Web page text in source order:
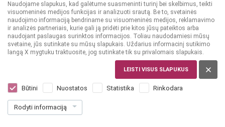
Naudojame slapukus, kad galėtume suasmeninti turinį bei skelbimus, teikti
visuomeninės medijos funkcijas ir analizuoti srautą. Be to, svetainės
naudojimo informaciją bendriname su visuomeninės medijos, reklamavimo
ir analizės partneriais, kurie gali ją pridėti prie kitos jūsų pateiktos arba
naudojant paslaugas surinktos informacijos. Toliau naudodamiesi mūsų
svetaine, jūs sutinkate su mūsų slapukais. Uždarius informacinį sutikimo
langą X mygtuku traktuosite, jog sutinkate tik su privalomais slapukais.
LEISTI VISUS SLAPUKUS
Būtini Nuostatos Statistika Rinkodara
Rodyti informaciją
Grave Baglio al Sole Pinot Grigio 0,75 l
Dar nėra balsų, galite įvertinti
59